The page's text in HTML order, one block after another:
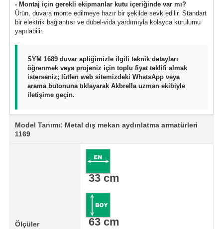
- Montaj için gerekli ekipmanlar kutu içeriğinde var mı?
Ürün, duvara monte edilmeye hazır bir şekilde sevk edilir. Standart
bir elektrik bağlantısı ve dübel-vida yardımıyla kolayca kurulumu
yapılabilir.
SYM 1689 duvar apliğimizle ilgili teknik detayları
öğrenmek veya projeniz için toplu fiyat teklifi almak
isterseniz; lütfen web sitemizdeki WhatsApp veya
arama butonuna tıklayarak Akbrella uzman ekibiyle
iletişime geçin.
Model Tanımı: Metal dış mekan aydınlatma armatürleri
1169
Ölçüler
33 cm
63 cm